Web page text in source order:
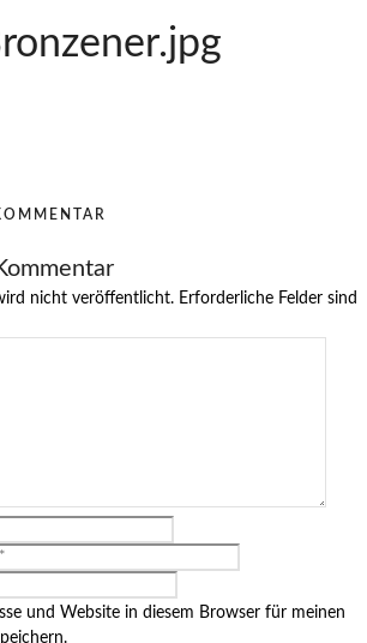
nicht veröffentlicht. Erforderliche Felder sind
und Website in diesem Browser für meinen